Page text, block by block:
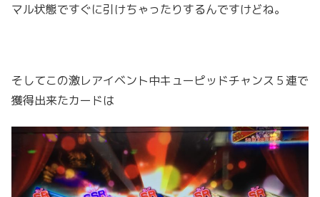
マル状態ですぐに引けちゃったりするんですけどね。
そしてこの激レアイベント中キューピッドチャンス５連で
獲得出来たカードは